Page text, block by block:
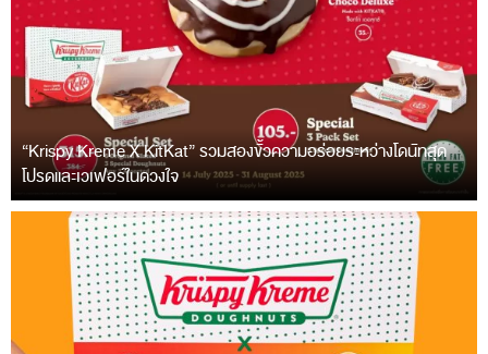
“Krispy Kreme X KitKat” รวมสองขั้วความอร่อยระหว่างโดนัทสุด
โปรดและเวเฟอร์ในดวงใจ